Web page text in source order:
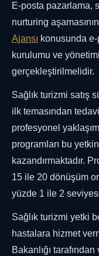
E-posta pazarlama,
nurturing
Ajansı konusunda
kurulumu ve
gerçekleştirilmelidir.
Sağlık turizmi satış
ilk temasından
profesyonel
programları bu
kazandırmaktadır.
15 ile 20 dönüşüm
yüzde 1 ile 2
Sağlık turizmi yetki
hastalara hizmet
Bakanlığı